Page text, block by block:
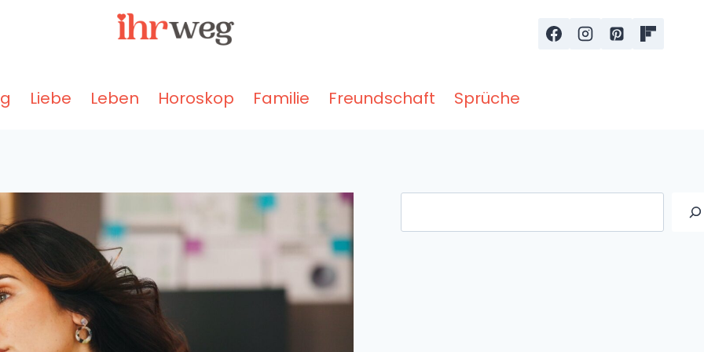
Liebe Leben Horoskop Familie Freundschaft Sprüche